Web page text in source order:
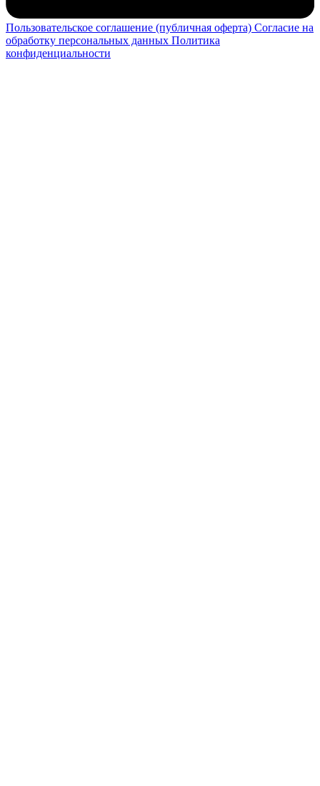
Пользовательское соглашение (публичная оферта) Согласие на
обработку персональных данных Политика
конфиденциальности